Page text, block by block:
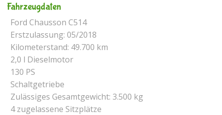
Fahrzeugdaten
Ford Chausson C514
Erstzulassung: 05/2018
Kilometerstand: 49.700 km
2,0 l Dieselmotor
130 PS
Schaltgetriebe
Zulässiges Gesamtgewicht: 3.500 kg
4 zugelassene Sitzplätze